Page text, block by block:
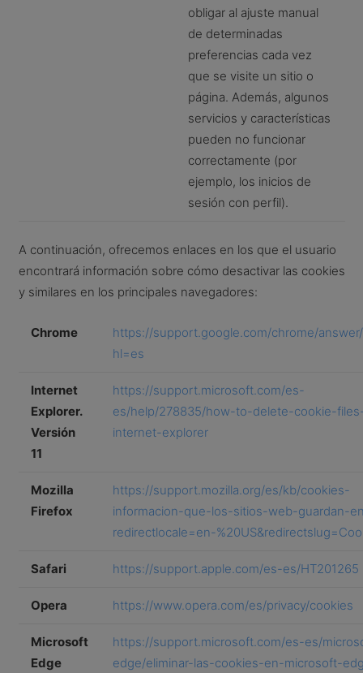
obligar al ajuste manual
de determinadas
preferencias cada vez
que se visite un sitio o
página. Además, algunos
servicios y características
pueden no funcionar
correctamente (por
ejemplo, los inicios de
sesión con perfil).
A continuación, ofrecemos enlaces en los que el usuario
encontrará información sobre cómo desactivar las cookies
y similares en los principales navegadores:
Chrome
https://support.google.com/chrome/
hl=es
Internet
Explorer.
Versión
11
https://support.microsoft.com/es-
es/help/278835/how-to-delete-cookie-
internet-explorer
Mozilla
Firefox
https://support.mozilla.org/es/kb/cookies-
informacion-que-los-sitios-web-guardan-
redirectlocale=en-
Safari https://support.apple.com/es-es/HT201265
Opera https://www.opera.com/es/privacy/cookies
Microsoft
Edge
https://support.microsoft.com/es-es/
edge/eliminar-las-cookies-en-microsoft-